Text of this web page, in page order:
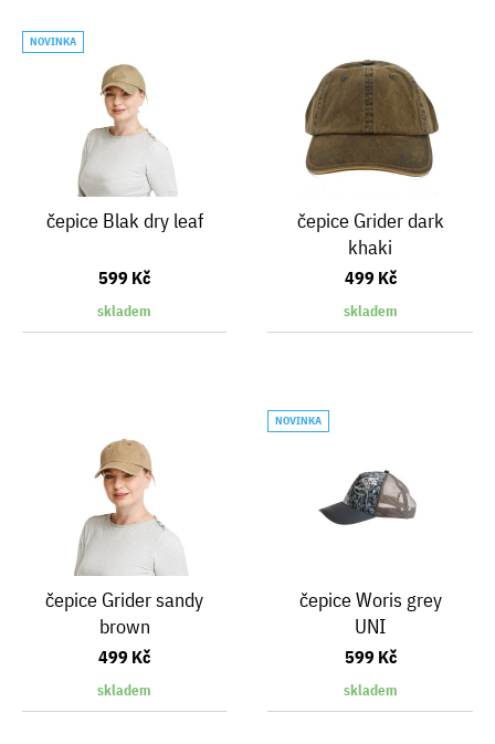
NOVINKA
čepice Blak dry leaf
599 Kč
skladem
čepice Grider dark
khaki
499 Kč
skladem
čepice Grider sandy
brown
499 Kč
skladem
NOVINKA
čepice Woris grey
UNI
599 Kč
skladem